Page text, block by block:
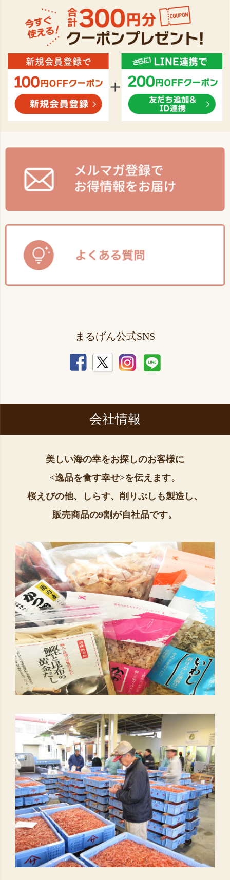
まるげん公式SNS
会社情報
美しい海の幸をお探しのお客様に
<逸品を食す幸せ>を伝えます。
桜えびの他、しらす、削りぶしも製造し、
販売商品の9割が自社品です。